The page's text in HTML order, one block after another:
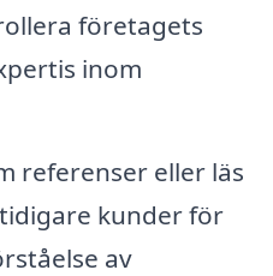
företagets
inom
referenser eller läs
kunder för
av